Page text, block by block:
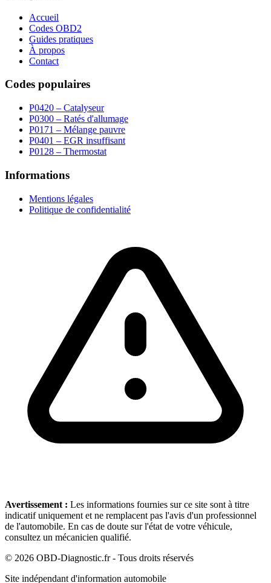
Accueil
Codes OBD2
Guides pratiques
À propos
Contact
Codes populaires
P0420 – Catalyseur
P0300 – Ratés d'allumage
P0171 – Mélange pauvre
P0401 – EGR insuffisant
P0128 – Thermostat
Informations
Mentions légales
Politique de confidentialité
Avertissement : Les informations fournies sur ce site sont à titre
indicatif uniquement et ne remplacent pas l'avis d'un professionnel
de l'automobile. En cas de doute sur l'état de votre véhicule,
consultez un mécanicien qualifié.
© 2026 OBD-Diagnostic.fr - Tous droits réservés
Site indépendant d'information automobile